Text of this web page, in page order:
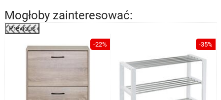
Mogłoby zainteresować:
Previous
-22% -35%